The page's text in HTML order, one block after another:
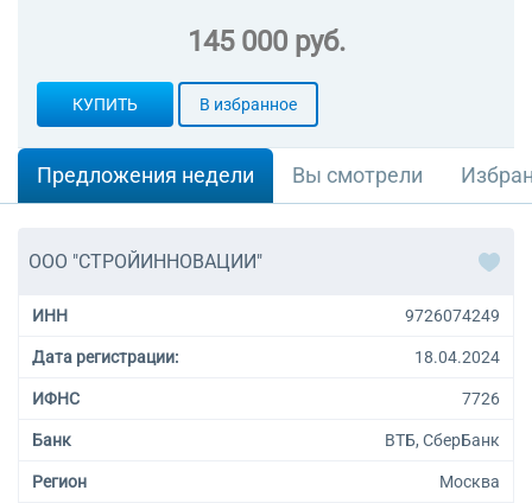
инструментами, часами и
ювелирными изделиями,
46.18.2 Деятельность агентов,
специализирующихся на
оптовой торговле играми и
игрушками, спортивными
товарами, велосипедами,
книгами, газетами,
и канцелярскими товарами,
ювелирными изделиями,
станками для обработки
145 000 руб.
КУПИТЬ В избранное
Предложения недели Вы смотрели
ООО "СТРОЙИННОВАЦИИ"
ИНН 9726074249
Дата регистрации: 18.04.2024
ИФНС 7726
Банк ВТБ, СберБанк
Регион Москва